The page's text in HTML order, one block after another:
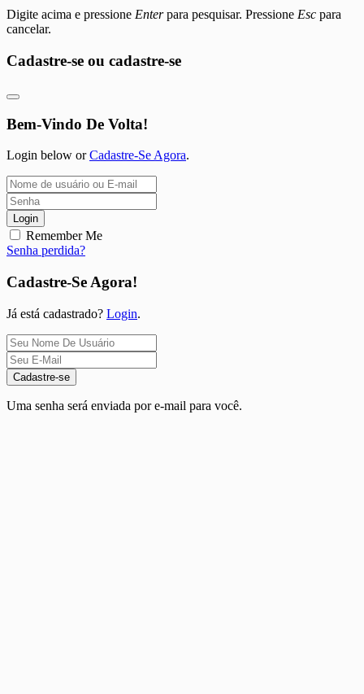
Digite acima e pressione Enterpara pesquisar. Pressione Esc para
cancelar.
Cadastre-se ou cadastre-se
Bem-Vindo De Volta!
Login below orCadastre-Se Agora.
Login
Remember Me
Senha perdida?
Cadastre-Se Agora!
Já está cadastrado? Login.
Cadastre-se
Uma senha será enviada por e-mail para você.